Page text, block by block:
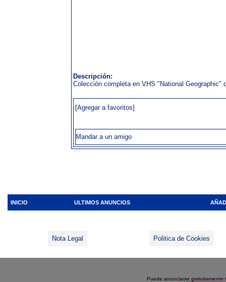
Descripción:
Colección completa en VHS "National
[Agregar a favoritos]
Mandar a un amigo
INICIO ULTIMOS ANUNCIOS
Nota Legal Politica de Cookies
Puede anunciarse